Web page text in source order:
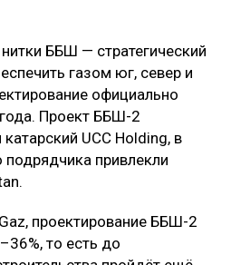
ББШ — стратегический
газом юг, север и
официально
Проект ББШ-2
UCC Holding, в
подрядчика привлекли
проектирование ББШ-2
то есть до